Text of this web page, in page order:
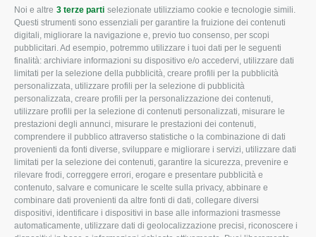
Noi e altre 3 terze parti selezionate utilizziamo cookie e tecnologie simili.
Questi strumenti sono essenziali per garantire la fruizione dei contenuti
digitali, migliorare la navigazione e, previo tuo consenso, per scopi
pubblicitari. Ad esempio, potremmo utilizzare i tuoi dati per le seguenti
finalità: archiviare informazioni su dispositivo e/o accedervi, utilizzare dati
limitati per la selezione della pubblicità, creare profili per la pubblicità
personalizzata, utilizzare profili per la selezione di pubblicità
personalizzata, creare profili per la personalizzazione dei contenuti,
utilizzare profili per la selezione di contenuti personalizzati, misurare le
prestazioni degli annunci, misurare le prestazioni dei contenuti,
comprendere il pubblico attraverso statistiche o la combinazione di dati
provenienti da fonti diverse, sviluppare e migliorare i servizi, utilizzare dati
limitati per la selezione dei contenuti, garantire la sicurezza, prevenire e
rilevare frodi, correggere errori, erogare e presentare pubblicità e
contenuto, salvare e comunicare le scelte sulla privacy, abbinare e
combinare dati provenienti da altre fonti di dati, collegare diversi
dispositivi, identificare i dispositivi in base alle informazioni trasmesse
automaticamente, utilizzare dati di geolocalizzazione precisi, riconoscere i
CONFAGRICOLTURA
ROVIGO
L'Associazione
Missione e Progetto
Organigramma aziendale
I Nostri Servizi
Uffici della Sede
provinciale
Le Sedi di Zona
Agricoltori S.r.l.
Whistleblowing
Confagricoltura Rovigo e
CONFAGRICOLTURA
INFORMA
Tecnico
Fiscale
Lavoro
Ambiente
Associazione
CONFAGRICOLTURA
ATTIVA
Notizie in evidenza